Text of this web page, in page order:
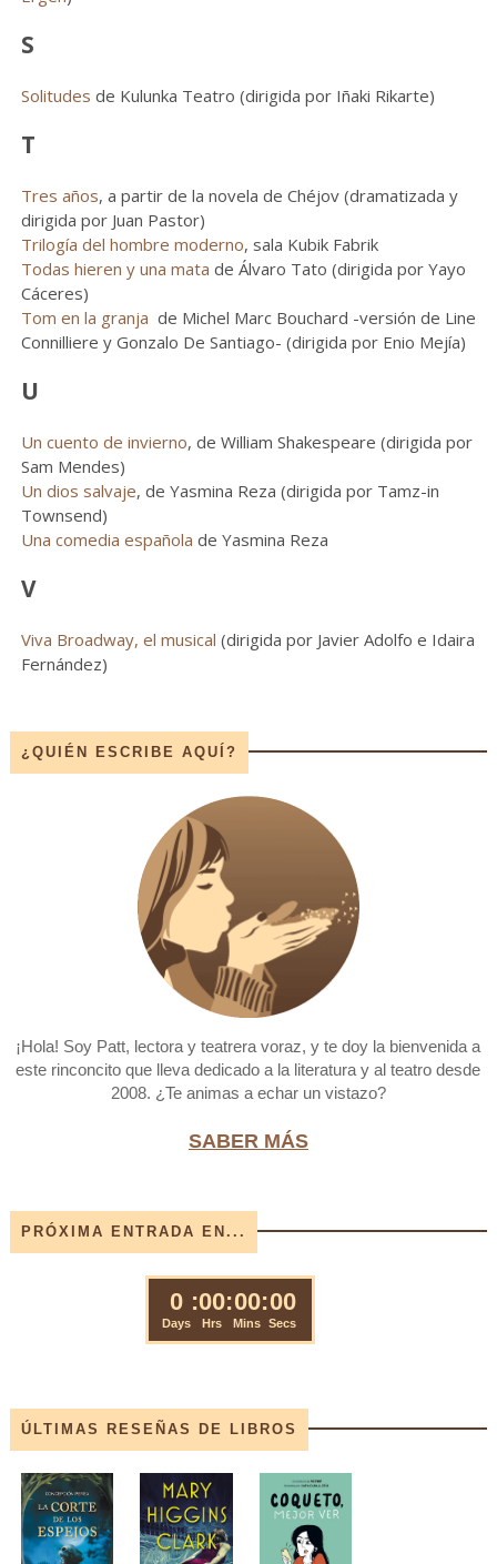
S
Solitudes de Kulunka Teatro (dirigida por Iñaki Rikarte)
T
Tres años, a partir de la novela de Chéjov (dramatizada y
dirigida por Juan Pastor)
Trilogía del hombre moderno, sala Kubik Fabrik
Todas hieren y una mata de Álvaro Tato (dirigida por Yayo
Cáceres)
Tom en la granja de Michel Marc Bouchard -versión de Line
Connilliere y Gonzalo De Santiago- (dirigida por Enio Mejía)
U
Un cuento de invierno, de William Shakespeare (dirigida por
Sam Mendes)
Un dios salvaje, de Yasmina Reza (dirigida por Tamz-in
Townsend)
Una comedia española de Yasmina Reza
V
Viva Broadway, el musical (dirigida por Javier Adolfo e Idaira
Fernández)
¿QUIÉN ESCRIBE AQUÍ?
¡Hola! Soy Patt, lectora y teatrera voraz, y te doy la bienvenida a
este rinconcito que lleva dedicado a la literatura y al teatro desde
2008. ¿Te animas a echar un vistazo?
SABER MÁS
PRÓXIMA ENTRADA EN...
ÚLTIMAS RESEÑAS DE LIBROS